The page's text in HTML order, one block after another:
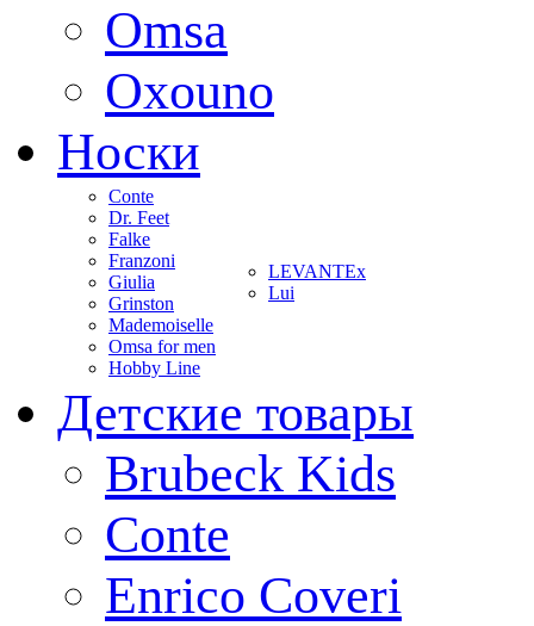
Omsa
Oxouno
Носки
Conte
Dr. Feet
Falke
Franzoni
Giulia
Grinston
Mademoiselle
Omsa for men
Hobby Line
LEVANTEx
Lui
Детские товары
Brubeck Kids
Conte
Enrico Coveri